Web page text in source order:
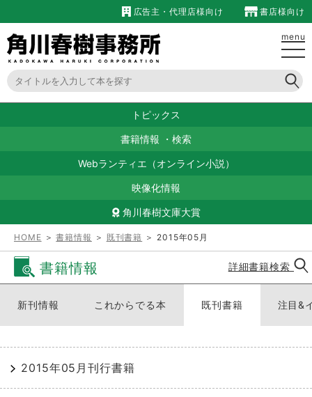
広告主・代理店様向け 書店様向け
menu
トピックス
書籍情報 ・ 検索
Webランティエ（オンライン小説）
映像化情報
角川春樹文庫大賞
HOME ＞書籍情報 ＞ 既刊書籍 ＞ 2015年05月
書籍情報 詳細書籍検索
新刊情報 これからでる本 既刊書籍 注目&
2015年05月刊行書籍